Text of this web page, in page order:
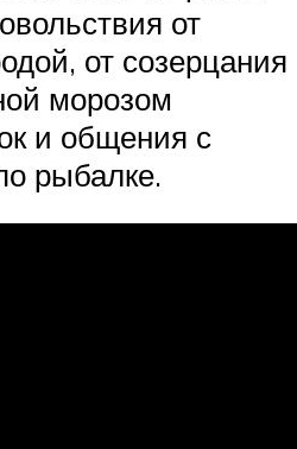
от
от созерцания
морозом
и общения с
рыбалке.